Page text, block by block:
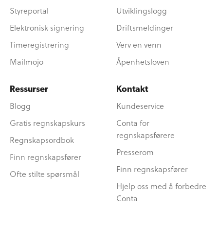
Styreportal
Elektronisk signering
Timeregistrering
Mailmojo
Utviklingslogg
Driftsmeldinger
Verv en venn
Åpenhetsloven
Ressurser
Blogg
Gratis regnskapskurs
Regnskapsordbok
Finn regnskapsfører
Ofte stilte spørsmål
Kontakt
Kundeservice
Conta for
regnskapsførere
Presserom
Finn regnskapsfører
Hjelp oss med å forbedre
Conta